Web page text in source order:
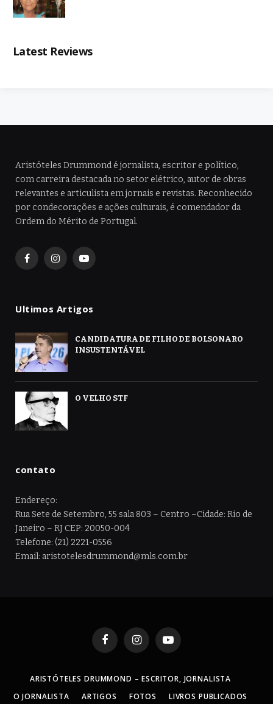
Latest Reviews
Aristóteles Drummond é jornalista, escritor e político,
com carreira destacada no setor elétrico, autor de obras
relevantes e articulista em jornais e revistas. Reconhecido
por condecorações e ações culturais, é comendador da
Ordem do Mérito de Portugal.
FacebookInstagramYouTube
Ultimos Artigos
CANDIDATURA DE FILHO DE BOLSONARO
INSUSTENTÁVEL
O VELHO STF
contato
Endereço:
Rua Sete de Setembro, 55 sala 803 – Centro –Cidade: Rio de
Janeiro – RJ CEP: 20050-004
Telefone: (21) 2221-0556
Email: aristotelesdrummond@mls.com.br
FacebookInstagramYouTube
ARISTÓTELES DRUMMOND – ESCRITOR, JORNALISTA
O JORNALISTA
ARTIGOS FOTOS LIVROS PUBLICADOS